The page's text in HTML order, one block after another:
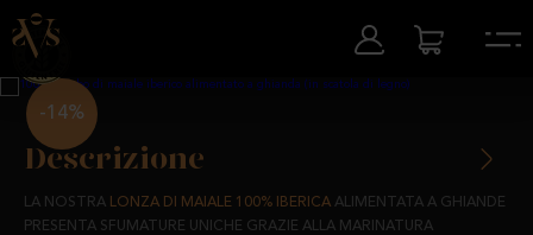
-14%
Descrizione
LA NOSTRA LONZA DI MAIALE 100% IBERICA ALIMENTATA A GHIANDE
PRESENTA SFUMATURE UNICHE GRAZIE ALLA MARINATURA